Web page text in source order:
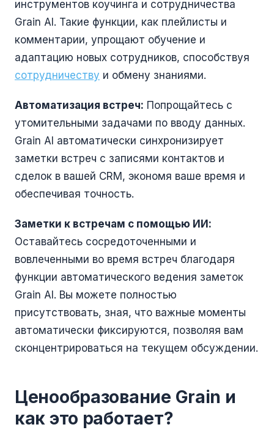
инструментов коучинга и сотрудничества
Grain AI. Такие функции, как плейлисты и
комментарии, упрощают обучение и
адаптацию новых сотрудников, способствуя
сотрудничеству и обмену знаниями.
Автоматизация встреч: Попрощайтесь с
утомительными задачами по вводу данных.
Grain AI автоматически синхронизирует
заметки встреч с записями контактов и
сделок в вашей CRM, экономя ваше время и
обеспечивая точность.
Заметки к встречам с помощью ИИ:
Оставайтесь сосредоточенными и
вовлеченными во время встреч благодаря
функции автоматического ведения заметок
Grain AI. Вы можете полностью
присутствовать, зная, что важные моменты
автоматически фиксируются, позволяя вам
сконцентрироваться на текущем обсуждении.
Ценообразование Grain и
как это работает?